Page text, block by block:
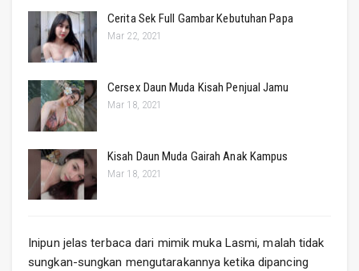
Cerita Sek Full Gambar Kebutuhan Papa
Mar 22, 2021
Cersex Daun Muda Kisah Penjual Jamu
Mar 18, 2021
Kisah Daun Muda Gairah Anak Kampus
Mar 18, 2021
Inipun jelas terbaca dari mimik muka Lasmi, malah tidak
sungkan-sungkan mengutarakannya ketika dipancing